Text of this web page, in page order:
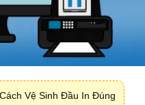
Vệ Sinh Đầu In Đúng